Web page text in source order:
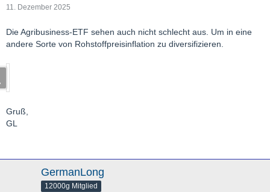
11. Dezember 2025
Die Agribusiness-ETF sehen auch nicht schlecht aus. Um in eine
andere Sorte von Rohstoffpreisinflation zu diversifizieren.
Gruß,
GL
GermanLong
12000g Mitglied